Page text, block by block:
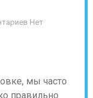
Нет
мы часто
правильно